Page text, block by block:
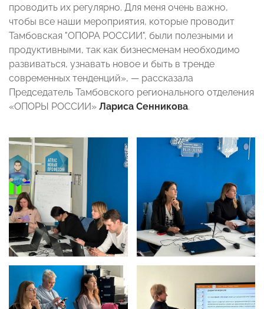
проводить их регулярно. Для меня очень важно,
чтобы все наши мероприятия, которые проводит
Тамбовская "ОПОРА РОССИИ", были полезными и
продуктивными, так как бизнесменам необходимо
развиваться, узнавать новое и быть в тренде
современных тенденций», — рассказала
Председатель Тамбовского регионального отделения
«ОПОРЫ РОССИИ» Лариса Сенникова.